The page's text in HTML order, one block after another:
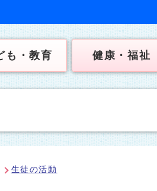
も・教育 健康・福祉
生徒の活動